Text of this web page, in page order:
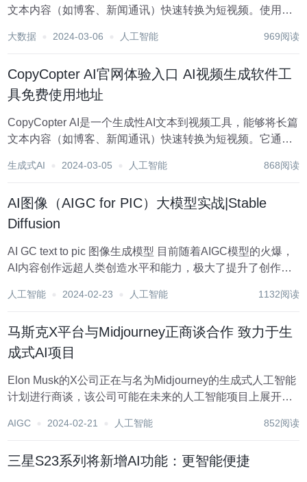
文本内容（如博客、新闻通讯）快速转换为短视频。使用
媒体的参与度，扩大品牌影响力。 点击前往CopyCopter AI
大数据 2024-03-06 人工智能 969阅读
CopyCopter AI官网体验入口 AI视频生成软件工
具免费使用地址
CopyCopter AI是一个生成性AI文本到视频工具，能够将长篇
文本内容（如博客、新闻通讯）快速转换为短视频。它通过
社交媒体的参与度，并扩大品牌影响力。 点击前往
生成式AI 2024-03-05 人工智能 868阅读
AI图像（AIGC for PIC）大模型实战|Stable
Diffusion
AI GC text to pic 图像生成模型 目前随着AIGC模型的火爆，
AI内容创作远超人类创造水平和能力，极大了提升了创作空
前火爆的AImodel我们开始进行学习，尝试本地化部署，生
人工智能 2024-02-23 人工智能 1132阅读
马斯克X平台与Midjourney正商谈合作 致力于生
成式AI项目
Elon Musk的X公司正在与名为Midjourney的生成式人工智能
计划进行商谈，该公司可能在未来的人工智能项目上展开合
根据自然语言描述生成图像，也被称为提示。与其他项目如
AIGC 2024-02-21 人工智能 852阅读
三星S23系列将新增AI功能：更智能便捷